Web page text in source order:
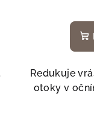
Redukuje
otoky v